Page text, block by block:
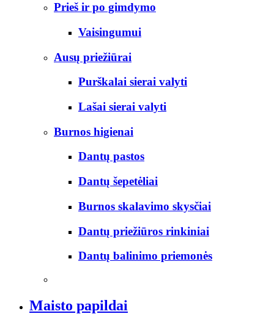
Prieš ir po gimdymo
Vaisingumui
Ausų priežiūrai
Purškalai sierai valyti
Lašai sierai valyti
Burnos higienai
Dantų pastos
Dantų šepetėliai
Burnos skalavimo skysčiai
Dantų priežiūros rinkiniai
Dantų balinimo priemonės
Maisto papildai